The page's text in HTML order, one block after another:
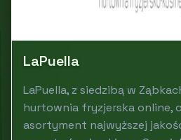
LaPuella
LaPuella, z siedzibą w
hurtownia fryzjerska online,
asortyment najwyższej